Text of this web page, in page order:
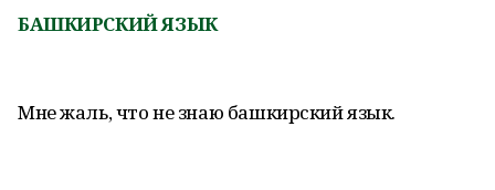
БАШКИРСКИЙ ЯЗЫК
Мне жаль, что не знаю башкирский язык.